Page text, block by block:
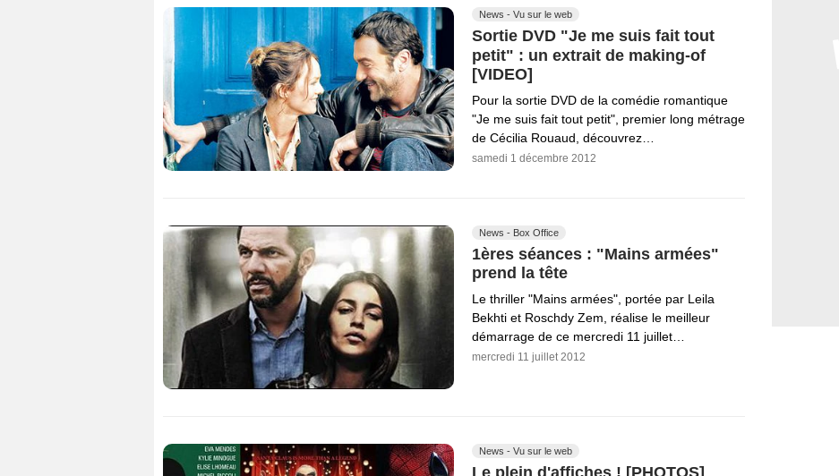
News - Vu sur le web
Sortie DVD "Je me suis fait tout
petit" : un extrait de making-of
[VIDEO]
Pour la sortie DVD de la comédie romantique
"Je me suis fait tout petit", premier long métrage
de Cécilia Rouaud, découvrez…
samedi 1 décembre 2012
News - Box Office
1ères séances : "Mains armées"
prend la tête
Le thriller "Mains armées", portée par Leila
Bekhti et Roschdy Zem, réalise le meilleur
démarrage de ce mercredi 11 juillet…
mercredi 11 juillet 2012
News - Vu sur le web
Le plein d'affiches ! [PHOTOS]